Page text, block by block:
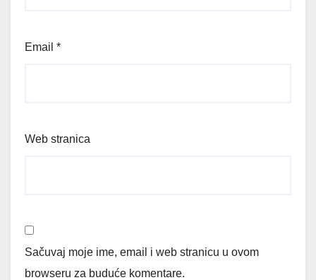
Email *
Web stranica
Sačuvaj moje ime, email i web stranicu u ovom
browseru za buduće komentare.